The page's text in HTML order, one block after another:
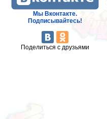
Мы Вконтакте.
Подписывайтесь!
Поделиться с друзьями